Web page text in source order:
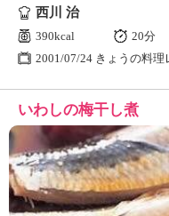
西川 治
390kcal
20分
2001/07/24 きょうの料理
いわしの梅干し煮